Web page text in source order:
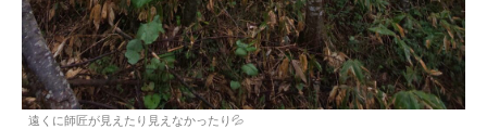
遠くに師匠が見えたり見えなかったり💦